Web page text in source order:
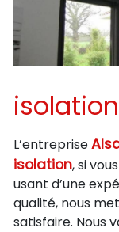
L’entreprise
isolation, si
usant d’une
qualité, nous
satisfaire. Nous